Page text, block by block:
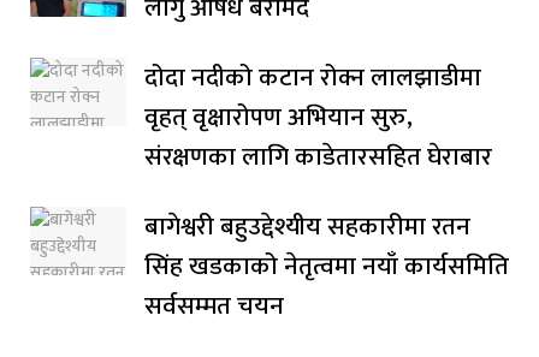
दोदा नदीको कटान रोक्न लालझाडीमा
वृहत् वृक्षारोपण अभियान सुरु,
संरक्षणका लागि काडेतारसहित घेराबार
बागेश्वरी बहुउद्देश्यीय सहकारीमा रतन
सिंह खडकाको नेतृत्वमा नयाँ कार्यसमिति
सर्वसम्मत चयन